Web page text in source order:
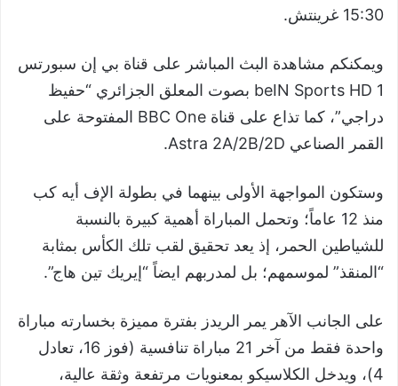
15:30 غرينتش.
ويمكنكم مشاهدة البث المباشر على قناة بي إن سبورتس
beIN Sports HD 1 بصوت المعلق الجزائري “حفيظ
دراجي”، كما تذاع على قناة BBC One المفتوحة على
القمر الصناعي Astra 2A/2B/2D.
وستكون المواجهة الأولى بينهما في بطولة الإف أيه كب
منذ 12 عاماً؛ وتحمل المباراة أهمية كبيرة بالنسبة
للشياطين الحمر، إذ يعد تحقيق لقب تلك الكأس بمثابة
“المنقذ” لموسمهم؛ بل لمدربهم ايضاً “إيريك تين هاج”.
على الجانب الآهر يمر الريدز بفترة مميزة بخسارته مباراة
واحدة فقط من آخر 21 مباراة تنافسية (فوز 16، تعادل
4)، ويدخل الكلاسيكو بمعنويات مرتفعة وثقة عالية،